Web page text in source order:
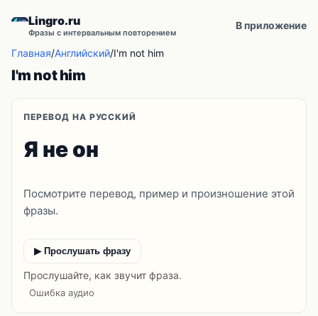
Lingro.ru
Фразы с интервальным повторением
В приложение
Главная/Английский/I'm not him
I'm not him
ПЕРЕВОД НА РУССКИЙ
Я не он
Посмотрите перевод, пример и произношение этой
фразы.
▶ Прослушать фразу
Прослушайте, как звучит фраза.
Ошибка аудио